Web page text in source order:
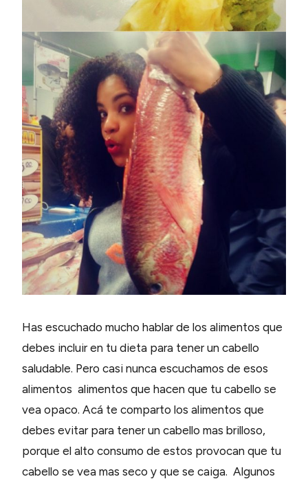
Has escuchado mucho hablar de los alimentos que
debes incluir en tu dieta para tener un cabello
saludable. Pero casi nunca escuchamos de esos
alimentos alimentos que hacen que tu cabello se
vea opaco. Acá te comparto los alimentos que
debes evitar para tener un cabello mas brilloso,
porque el alto consumo de estos provocan que tu
cabello se vea mas seco y que se caiga. Algunos